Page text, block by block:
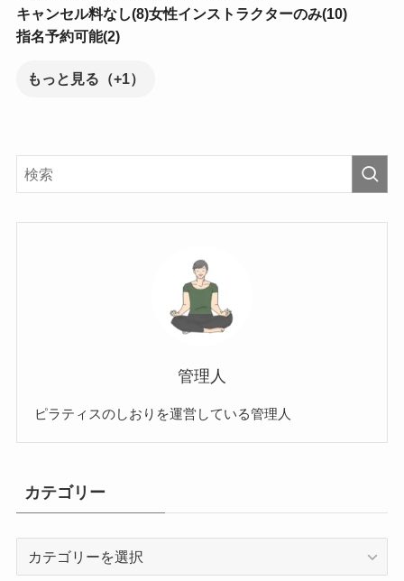
キャンセル料なし(8)女性インストラクターのみ(10)
指名予約可能(2)
もっと見る（+1）
管理人
ピラティスのしおりを運営している管理人
カテゴリー